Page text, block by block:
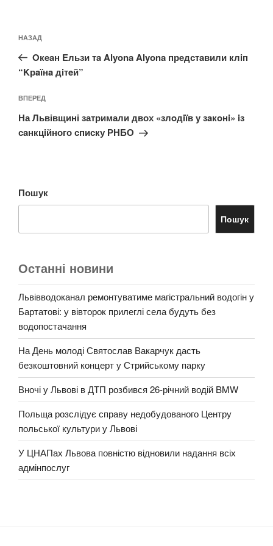
записів
Попередній
запис:
НАЗАД
Oкeaн Eльзи тa Alyona Alyona прeдстaвили клiп
“Kрaїнa дiтeй”
Наступний
запис
ВПЕРЕД
На Львівщині затримали двох «злoдiїв y зaкoнi» iз
сaнкцiйного списку РНБО
Пошук
Пошук
Останні новини
Львівводоканал ремонтуватиме магістральний водогін у
Бартатові: у вівторок прилеглі села будуть без
водопостачання
На День молоді Святослав Вакарчук дасть
безкоштовний концерт у Стрийському парку
Вночі у Львові в ДТП розбився 26-річний водій BMW
Польща розслідує справу недобудованого Центру
польської культури у Львові
У ЦНАПах Львова повністю відновили надання всіх
адмінпослуг